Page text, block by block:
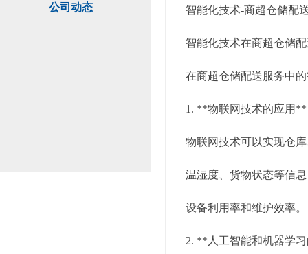
公司动态 智能化技术-商超仓储配
智能化技术在商超仓储
在商超仓储配送服务中
1. **物联网技术的应用**
物联网技术可以实现仓
温湿度、货物状态等信
设备利用率和维护效率。
2. **人工智能和机器学